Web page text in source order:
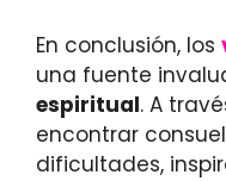
En conclusión, los
una fuente
espiritual. A
encontrar
dificultades,